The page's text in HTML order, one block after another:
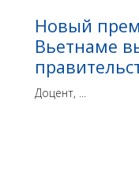
Новый
Вьетнаме
Доцент, ...